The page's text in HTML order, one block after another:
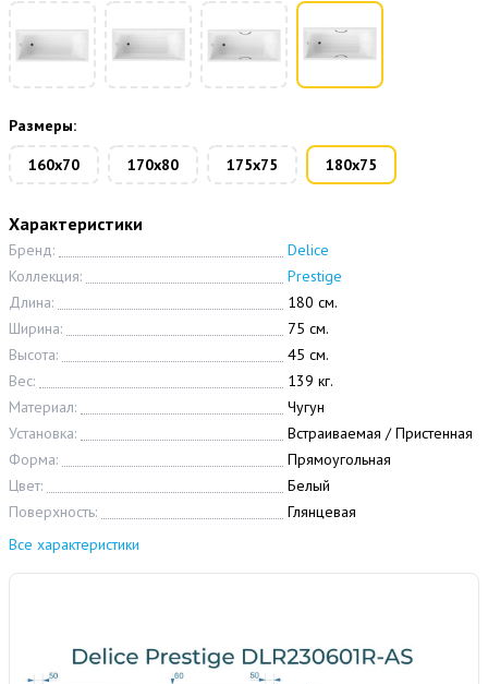
Характеристики
Бренд:
Delice
Коллекция:
Prestige
Длина:
180 см.
Ширина:
75 см.
Высота:
45 см.
Вес:
139 кг.
Материал:
Чугун
Установка:
Встраиваемая / Пристенная
Форма:
Прямоугольная
Цвет:
Белый
Поверхность:
Глянцевая
Все характеристики
Размеры:
160х70
170х80 175х75 180х75